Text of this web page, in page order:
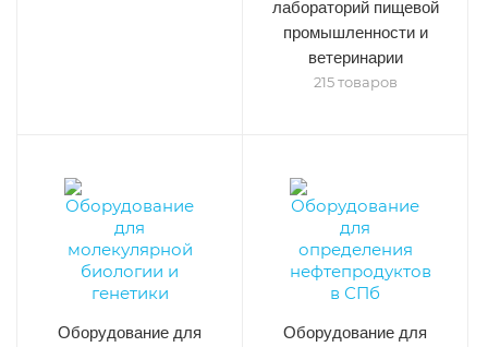
лабораторий пищевой
промышленности и
ветеринарии
215 товаров
Оборудование для
Оборудование для